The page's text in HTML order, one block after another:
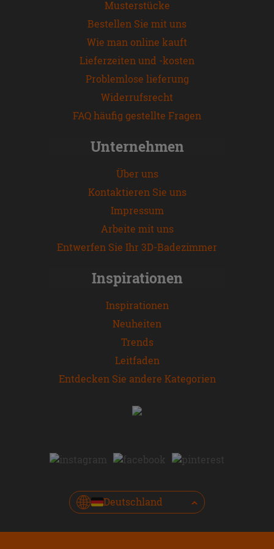
Musterstücke
Bestellen Sie mit uns
Wie man online kauft
Lieferzeiten und -kosten
Problemlose lieferung
Widerrufsrecht
FAQ häufig gestellte Fragen
Unternehmen
Über uns
Kontaktieren Sie uns
Impressum
Arbeite mit uns
Entwerfen Sie Ihr 3D-Badezimmer
Inspirationen
Inspirationen
Neuheiten
Trends
Leitfaden
Entdecken Sie andere Kategorien
Deutschland